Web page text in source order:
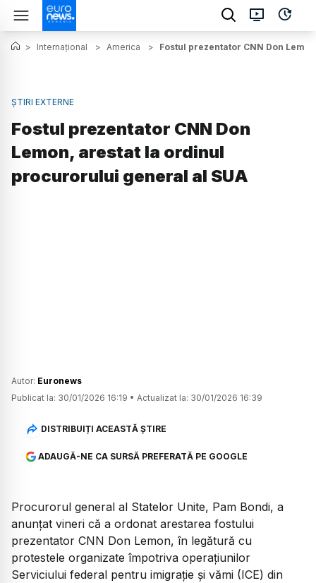
> Internațional > America > Fostul prezentator CNN Don
ȘTIRI EXTERNE
Fostul prezentator CNN Don
Lemon, arestat la ordinul
procurorului general al SUA
Autor: Euronews
Publicat la: 30/01/2026 16:19 • Actualizat la: 30/01/2026 16:39
DISTRIBUIȚI ACEASTĂ ȘTIRE
ADAUGĂ-NE CA SURSĂ PREFERATĂ PE GOOGLE
Procurorul general al Statelor Unite, Pam Bondi, a
anunțat vineri că a ordonat arestarea fostului
prezentator CNN Don Lemon, în legătură cu
protestele organizate împotriva operațiunilor
Serviciului federal pentru imigrație și vămi (ICE) din